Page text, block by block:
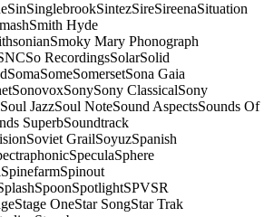
SinSinglebrookSintezSireSireenaSituation
Smith Hyde
Smoky Mary Phonograph
So RecordingsSolarSolid
SomaSomeSomersetSona Gaia
SonovoxSonySony ClassicalSony
Soul JazzSoul NoteSound AspectsSounds Of
SuperbSoundtrack
Soviet GrailSoyuzSpanish
SpeculaSphere
SpinefarmSpinout
SpoonSpotlightSPVSR
Stage OneStar SongStar Trak